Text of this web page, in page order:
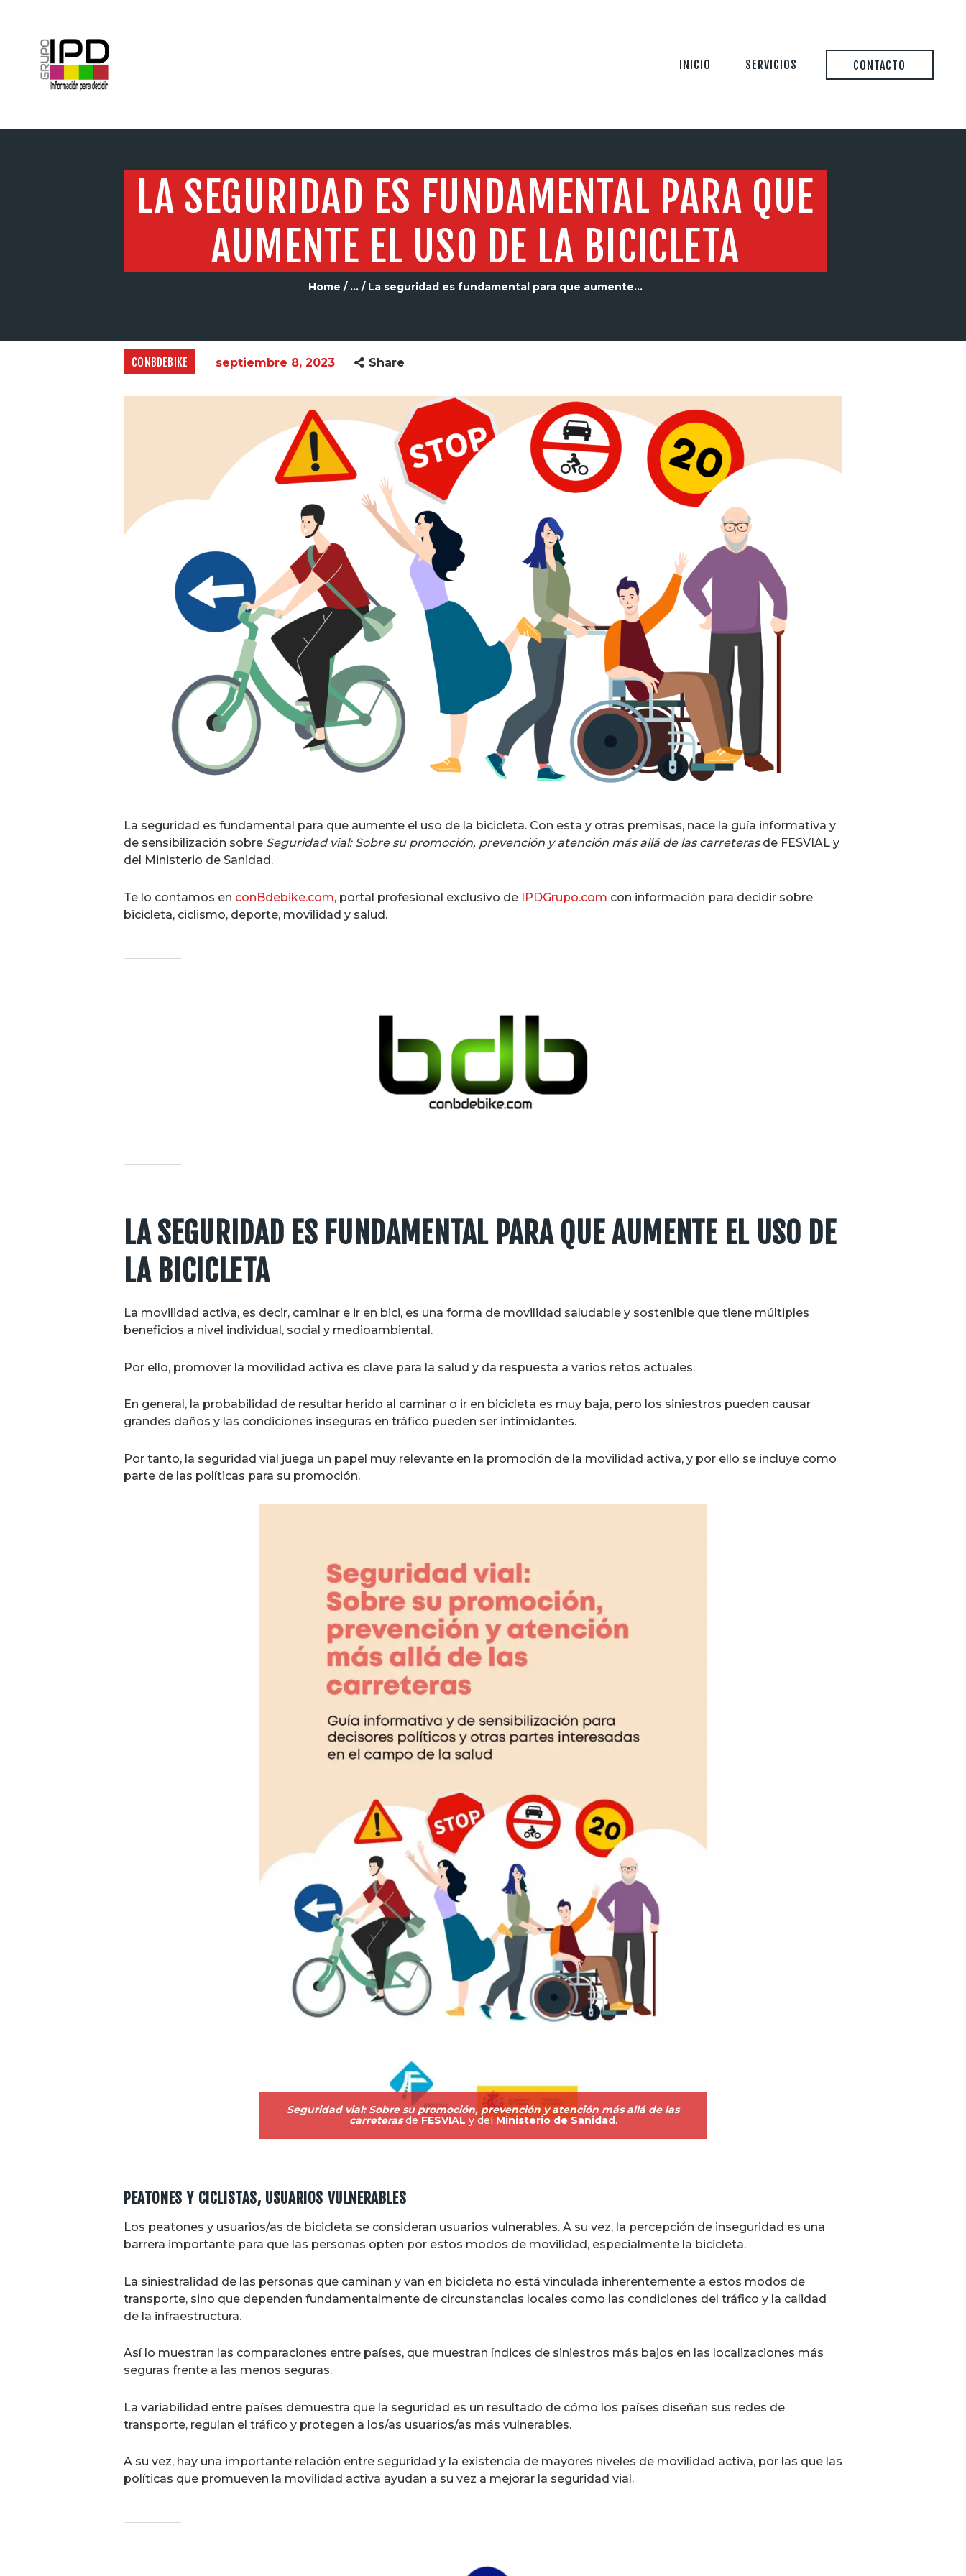
INICIO SERVICIOS CONTACTO
LA SEGURIDAD ES FUNDAMENTAL PARA QUE
AUMENTE EL USO DE LA BICICLETA
Home ... La seguridad es fundamental para que aumente...
CONBDEBIKE septiembre 8, 2023 Share
La seguridad es fundamental para que aumente el uso de la bicicleta. Con esta y otras premisas, nace la guía informativa y
de sensibilización sobre Seguridad vial: Sobre su promoción, prevención y atención más allá de las carreterasde FESVIAL y
del Ministerio de Sanidad.
Te lo contamos en conBdebike.com, portal profesional exclusivo de IPDGrupo.com con información para decidir sobre
bicicleta, ciclismo, deporte, movilidad y salud.
LA SEGURIDAD ES FUNDAMENTAL PARA QUE AUMENTE EL USO DE
LA BICICLETA
La movilidad activa, es decir, caminar e ir en bici, es una forma de movilidad saludable y sostenible que tiene múltiples
beneficios a nivel individual, social y medioambiental.
Por ello, promover la movilidad activa es clave para la salud y da respuesta a varios retos actuales.
En general, la probabilidad de resultar herido al caminar o ir en bicicleta es muy baja, pero los siniestros pueden causar
grandes daños y las condiciones inseguras en tráfico pueden ser intimidantes.
Por tanto, la seguridad vial juega un papel muy relevante en la promoción de la movilidad activa, y por ello se incluye como
parte de las políticas para su promoción.
Seguridad vial: Sobre su promoción, prevención y atención más allá de las
carreterasde FESVIAL y delMinisterio de Sanidad.
PEATONES Y CICLISTAS, USUARIOS VULNERABLES
Los peatones y usuarios/as de bicicleta se consideran usuarios vulnerables. A su vez, la percepción de inseguridad es una
barrera importante para que las personas opten por estos modos de movilidad, especialmente la bicicleta.
La siniestralidad de las personas que caminan y van en bicicleta no está vinculada inherentemente a estos modos de
transporte, sino que dependen fundamentalmente de circunstancias locales como las condiciones del tráfico y la calidad
de la infraestructura.
Así lo muestran las comparaciones entre países, que muestran índices de siniestros más bajos en las localizaciones más
seguras frente a las menos seguras.
La variabilidad entre países demuestra que la seguridad es un resultado de cómo los países diseñan sus redes de
transporte, regulan el tráfico y protegen a los/as usuarios/as más vulnerables.
A su vez, hay una importante relación entre seguridad y la existencia de mayores niveles de movilidad activa, por las que las
políticas que promueven la movilidad activa ayudan a su vez a mejorar la seguridad vial.